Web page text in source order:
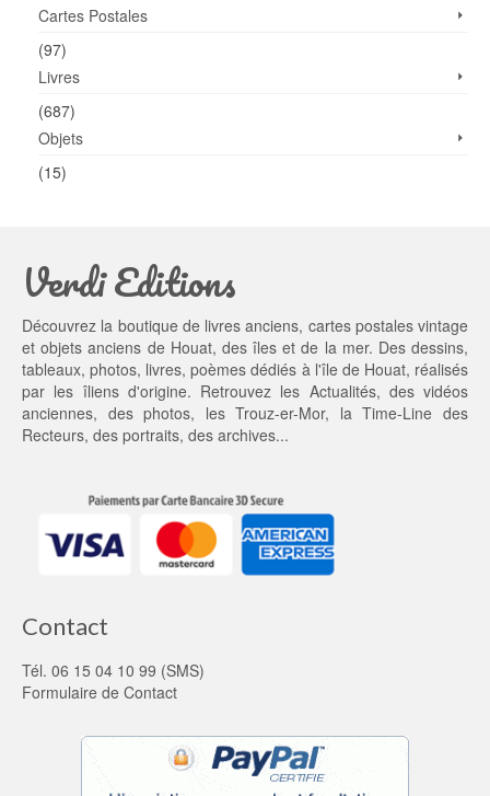
Cartes Postales
(97)
Livres
(687)
Objets
(15)
Verdi Editions
Découvrez la boutique de livres anciens, cartes postales vintage
et objets anciens de Houat, des îles et de la mer. Des dessins,
tableaux, photos, livres, poèmes dédiés à l'île de Houat, réalisés
par les îliens d'origine. Retrouvez les Actualités, des vidéos
anciennes, desphotos, lesTrouz-er-Mor, laTime-Line des
Recteurs, des portraits, des archives...
Contact
Tél. 06 15 04 10 99 (SMS)
Formulaire de Contact